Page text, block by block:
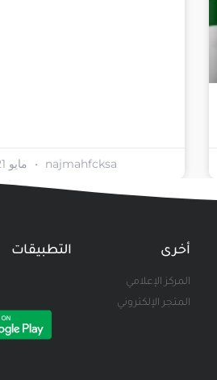
najmahfcksa مايو 21, 2026
أخرى
المركز الإعلامي
المتجر الإلكتروني
التطبيقات